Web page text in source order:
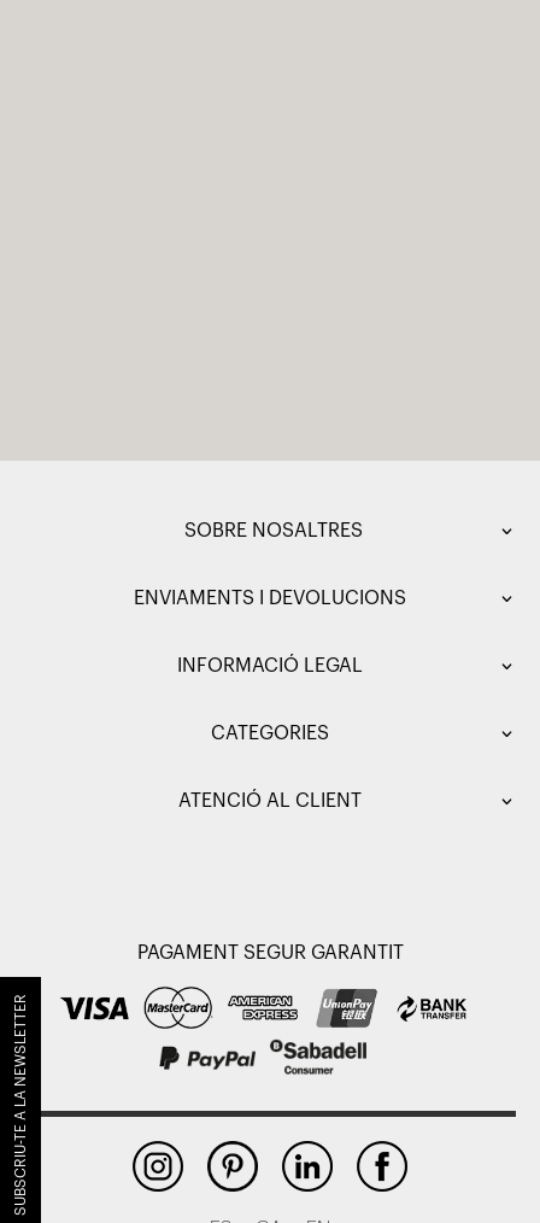
SOBRE NOSALTRES
ENVIAMENTS I DEVOLUCIONS
INFORMACIÓ LEGAL
CATEGORIES
ATENCIÓ AL CLIENT
PAGAMENT SEGUR GARANTIT
SUBSCRIU-TE A LA NEWSLETTER